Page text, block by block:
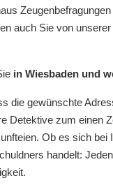
auch Sie von
in Wiesbaden und
die gewünschte
Detektive zum einen
Ob es sich
handelt: